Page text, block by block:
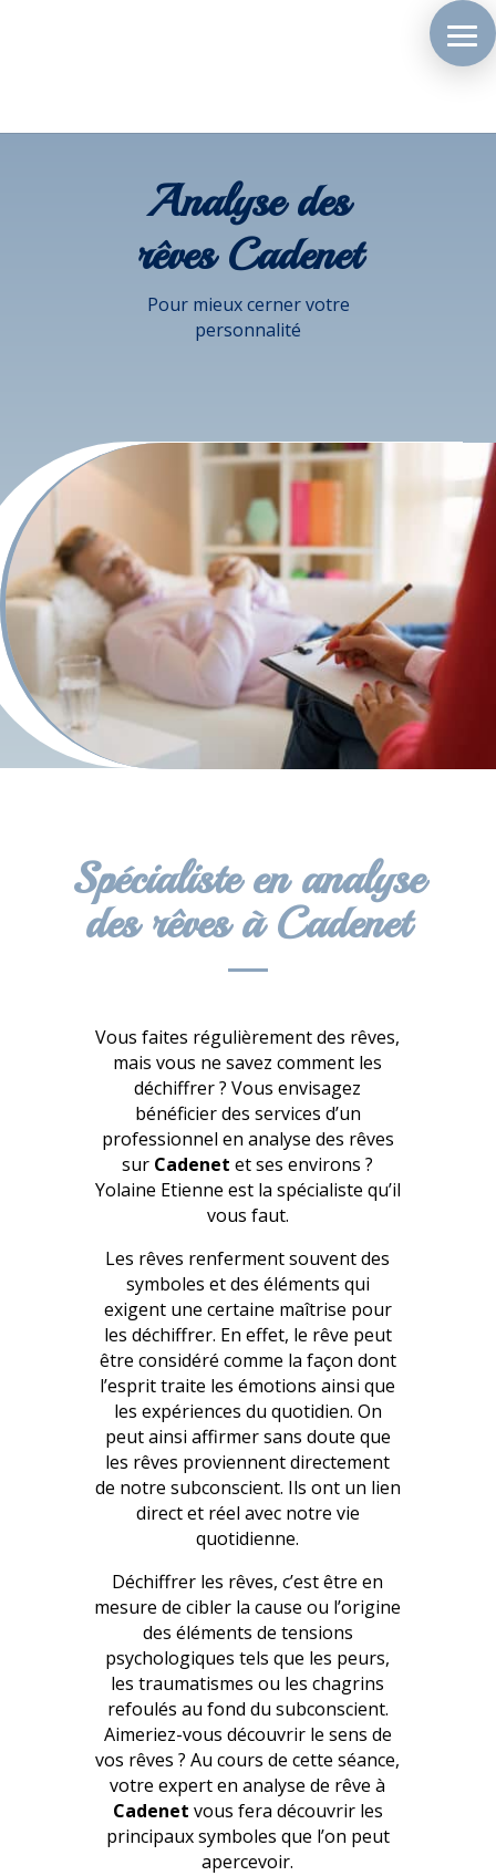
Analyse des
rêves Cadenet
Pour mieux cerner votre
personnalité
Spécialiste en analyse
des rêves à Cadenet
Vous faites régulièrement des rêves,
mais vous ne savez comment les
déchiffrer ? Vous envisagez
bénéficier des services d’un
professionnel en analyse des rêves
sur Cadenet et ses environs ?
Yolaine Etienne est la spécialiste qu’il
vous faut.
Les rêves renferment souvent des
symboles et des éléments qui
exigent une certaine maîtrise pour
les déchiffrer. En effet, le rêve peut
être considéré comme la façon dont
l’esprit traite les émotions ainsi que
les expériences du quotidien. On
peut ainsi affirmer sans doute que
les rêves proviennent directement
de notre subconscient. Ils ont un lien
direct et réel avec notre vie
quotidienne.
Déchiffrer les rêves, c’est être en
mesure de cibler la cause ou l’origine
des éléments de tensions
psychologiques tels que les peurs,
les traumatismes ou les chagrins
refoulés au fond du subconscient.
Aimeriez-vous découvrir le sens de
vos rêves ? Au cours de cette séance,
votre expert en analyse de rêve à
Cadenet vous fera découvrir les
principaux symboles que l’on peut
apercevoir.